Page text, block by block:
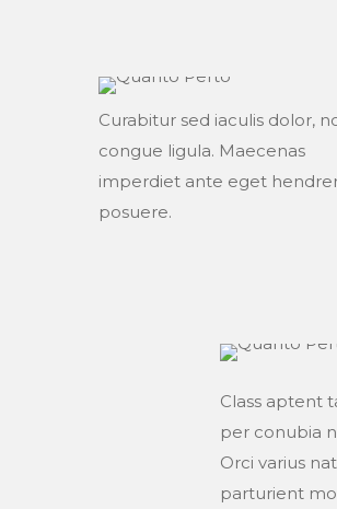
Curabitur sed iaculis dolor,
congue ligula. Maecenas
imperdiet ante eget
posuere.
Class aptent
per conubia
Orci varius
parturient